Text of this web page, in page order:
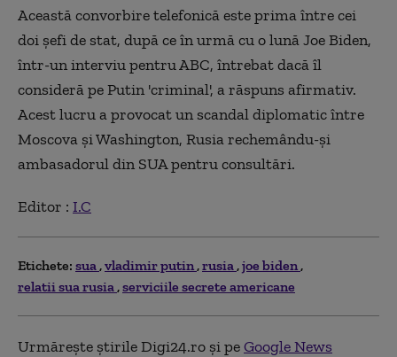
Această convorbire telefonică este prima între cei
doi şefi de stat, după ce în urmă cu o lună Joe Biden,
într-un interviu pentru ABC, întrebat dacă îl
consideră pe Putin 'criminal', a răspuns afirmativ.
Acest lucru a provocat un scandal diplomatic între
Moscova şi Washington, Rusia rechemându-şi
ambasadorul din SUA pentru consultări.
Editor : I.C
Etichete: sua vladimir putin rusia joe biden
relatii sua rusia serviciile secrete americane
Urmărește știrile Digi24.ro și peGoogle News